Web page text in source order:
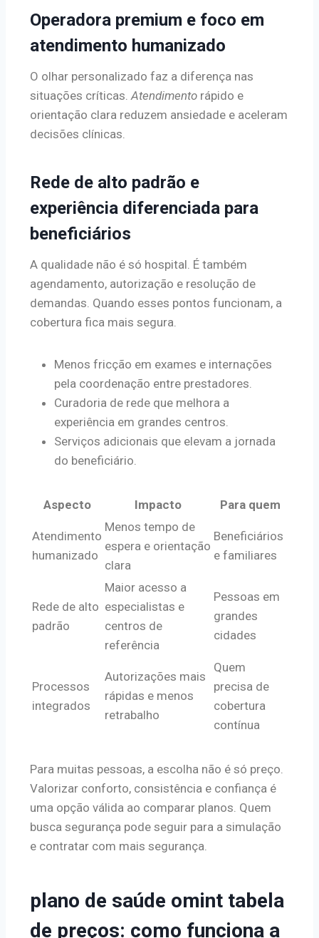
Operadora premium e foco em
atendimento humanizado
O olhar personalizado faz a diferença nas
situações críticas. Atendimento rápido e
orientação clara reduzem ansiedade e aceleram
decisões clínicas.
Rede de alto padrão e
experiência diferenciada para
beneficiários
A qualidade não é só hospital. É também
agendamento, autorização e resolução de
demandas. Quando esses pontos funcionam, a
cobertura fica mais segura.
Menos fricção em exames e internações
pela coordenação entre prestadores.
Curadoria de rede que melhora a
experiência em grandes centros.
Serviços adicionais que elevam a jornada
do beneficiário.
Aspecto Impacto Para quem
Atendimento
humanizado
Menos tempo de
espera e orientação
clara
Beneficiários
e familiares
Rede de alto
padrão
Maior acesso a
especialistas e
centros de
referência
Pessoas em
grandes
cidades
Processos
integrados
Autorizações mais
rápidas e menos
retrabalho
Quem
precisa de
cobertura
contínua
Para muitas pessoas, a escolha não é só preço.
Valorizar conforto, consistência e confiança é
uma opção válida ao comparar planos. Quem
busca segurança pode seguir para a simulação
e contratar com mais segurança.
plano de saúde omint tabela
de preços: como funciona a